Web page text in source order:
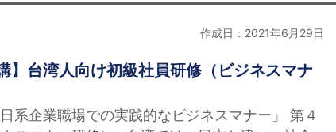
作成日：2021年6月29日
】台湾人向け初級社員研修（ビジネスマナ
系企業職場での実践的なビジネスマナー」 第４